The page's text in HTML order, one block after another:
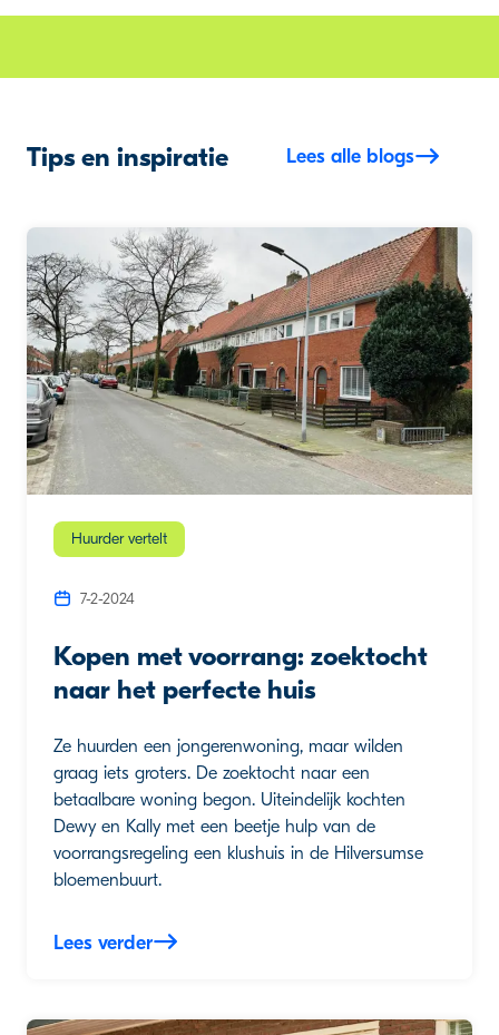
Tips en inspiratie Lees alle blogs
Huurder vertelt
7-2-2024
Kopen met voorrang: zoektocht
naar het perfecte huis
Ze huurden een jongerenwoning, maar wilden
graag iets groters. De zoektocht naar een
betaalbare woning begon. Uiteindelijk kochten
Dewy en Kally met een beetje hulp van de
voorrangsregeling een klushuis in de Hilversumse
bloemenbuurt.
Lees verder